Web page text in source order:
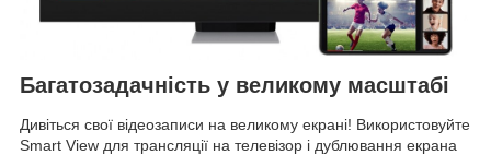
Багатозадачність у великому масштабі
Дивіться свої відеозаписи на великому екрані! Використовуйте
Smart View для трансляції на телевізор і дублювання екрана